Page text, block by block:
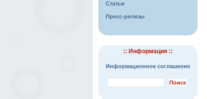
Статьи
Пресс-релизы
:: Информация ::
Информационное соглашение